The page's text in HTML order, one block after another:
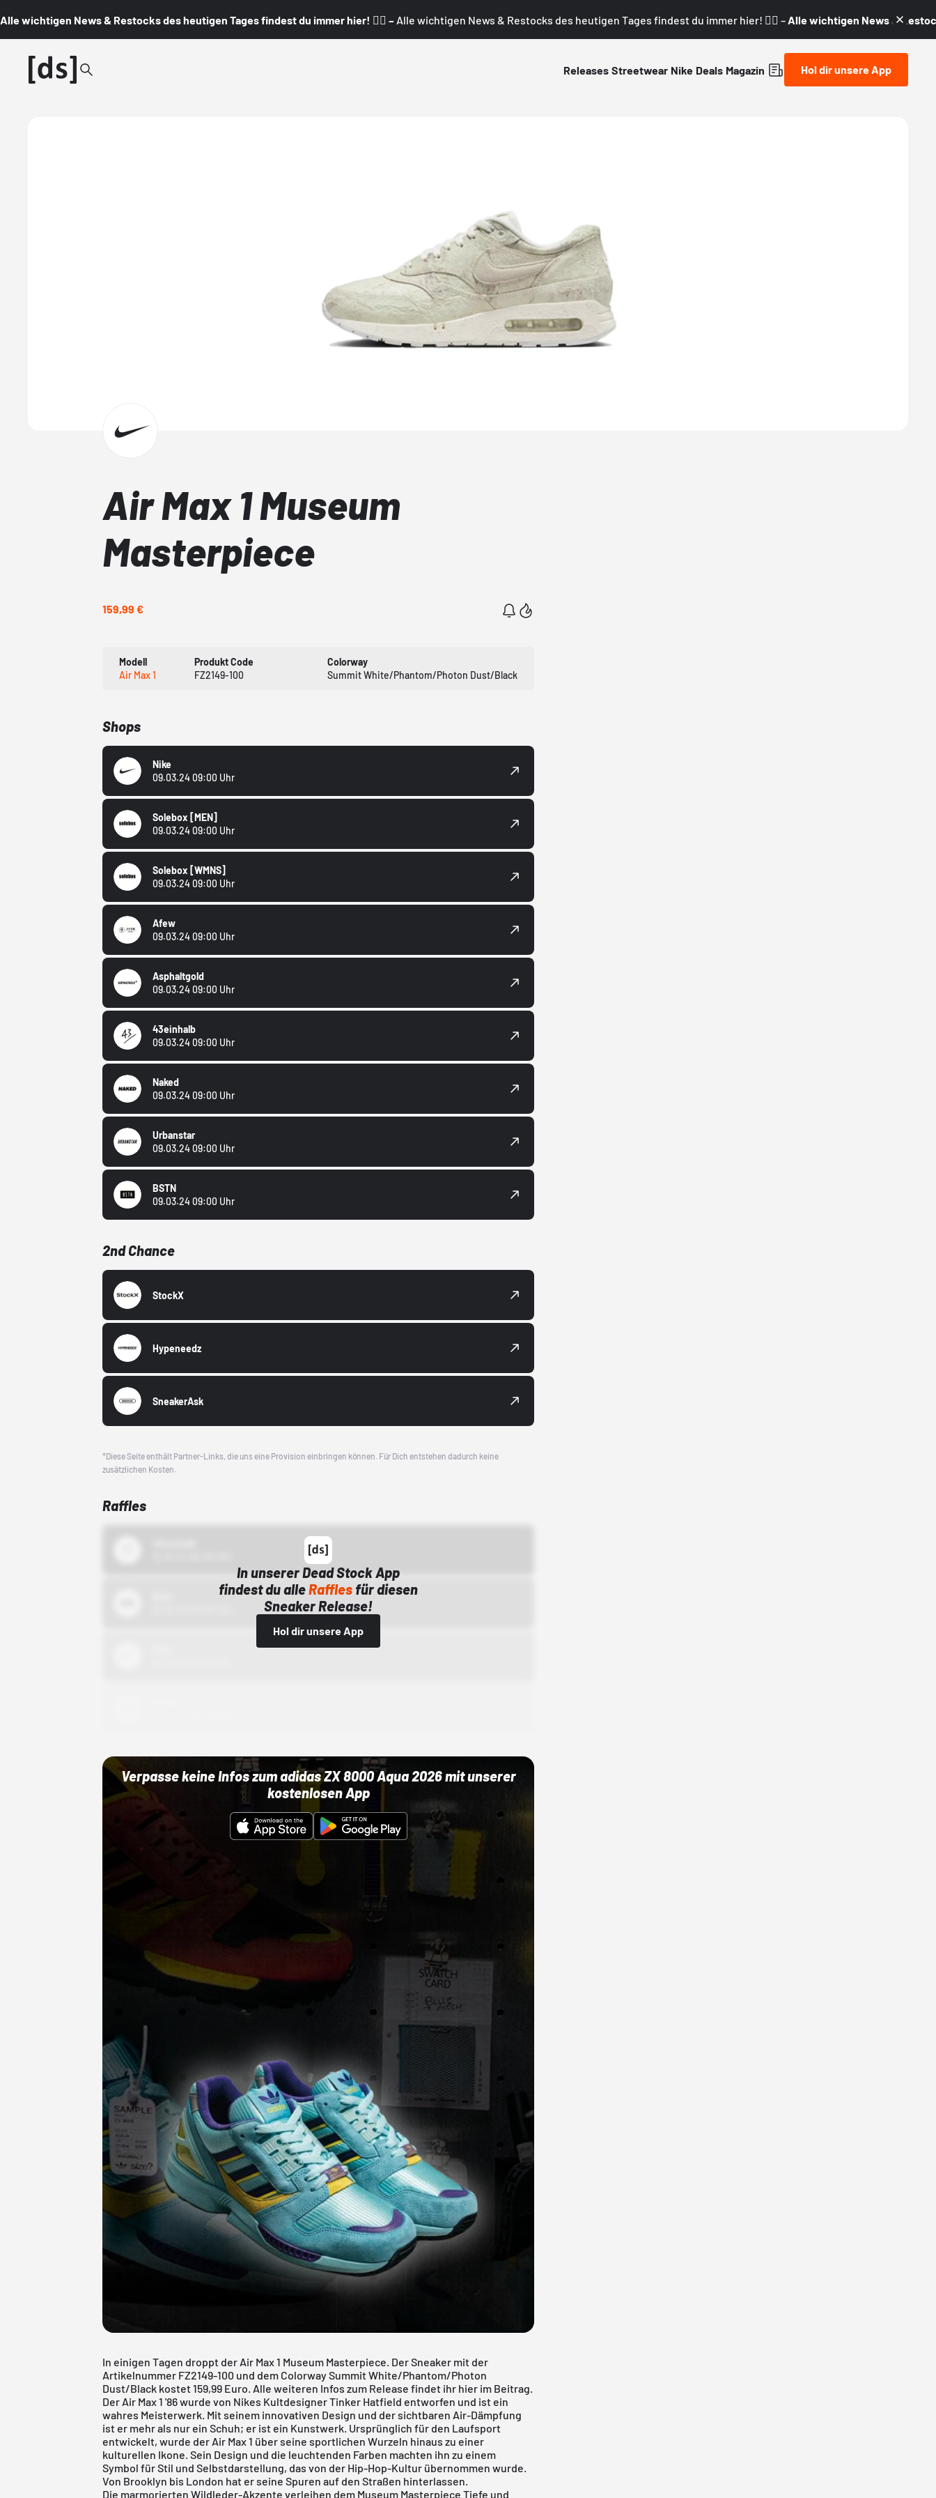
Alle wichtigen News & Restocks des heutigen Tages findest du immer hier! 👇🏼 – Alle wichtigen News & Restocks des heutigen Tages findest du immer hier! 👇🏼 – Alle wichtigen News &
Releases Streetwear Nike Deals Magazin Hol dir unsere App
Air Max 1 Museum
Masterpiece
159,99 €
Modell
Air Max 1
Produkt Code
FZ2149-100
Colorway
Summit White/Phantom/Photon Dust/Black
Shops
Nike
09.03.24 09:00 Uhr
Solebox [MEN]
09.03.24 09:00 Uhr
Solebox [WMNS]
09.03.24 09:00 Uhr
Afew
09.03.24 09:00 Uhr
Asphaltgold
09.03.24 09:00 Uhr
43einhalb
09.03.24 09:00 Uhr
Naked
09.03.24 09:00 Uhr
Urbanstar
09.03.24 09:00 Uhr
BSTN
09.03.24 09:00 Uhr
2nd Chance
StockX
Hypeneedz
SneakerAsk
*Diese Seite enthält Partner-Links, die uns eine Provision einbringen können. Für Dich entstehen dadurch keine
zusätzlichen Kosten.
Raffles
In unserer Dead Stock App
findest du alleRaffles für diesen
Sneaker Release!
Hol dir unsere App
Verpasse keine Infos zum adidas ZX 8000 Aqua 2026 mit unserer
kostenlosen App
In einigen Tagen droppt der Air Max 1 Museum Masterpiece. Der Sneaker mit der
Artikelnummer FZ2149-100 und dem Colorway Summit White/Phantom/Photon
Dust/Black kostet 159,99 Euro. Alle weiteren Infos zum Release findet ihr hier im Beitrag.
Der Air Max 1 '86 wurde von Nikes Kultdesigner Tinker Hatfield entworfen und ist ein
wahres Meisterwerk. Mit seinem innovativen Design und der sichtbaren Air-Dämpfung
ist er mehr als nur ein Schuh; er ist ein Kunstwerk. Ursprünglich für den Laufsport
entwickelt, wurde der Air Max 1 über seine sportlichen Wurzeln hinaus zu einer
kulturellen Ikone. Sein Design und die leuchtenden Farben machten ihn zu einem
Symbol für Stil und Selbstdarstellung, das von der Hip-Hop-Kultur übernommen wurde.
Von Brooklyn bis London hat er seine Spuren auf den Straßen hinterlassen.
Die marmorierten Wildleder-Akzente verleihen dem Museum Masterpiece Tiefe und